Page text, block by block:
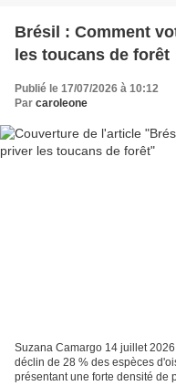
Brésil : Comment
les toucans de forêt
Publié le 17/07/2026 à 10:12
Par caroleone
Suzana Camargo 14 juillet
déclin de 28 % des espèces
présentant une forte densité de